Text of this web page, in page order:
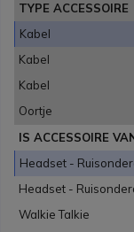
TYPE ACCESSOIRE
Kabel
Kabel
Kabel
Oortje
IS ACCESSOIRE
Headset -
Headset -
Walkie Talkie